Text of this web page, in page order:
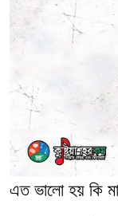
এত ভালো হয় কি